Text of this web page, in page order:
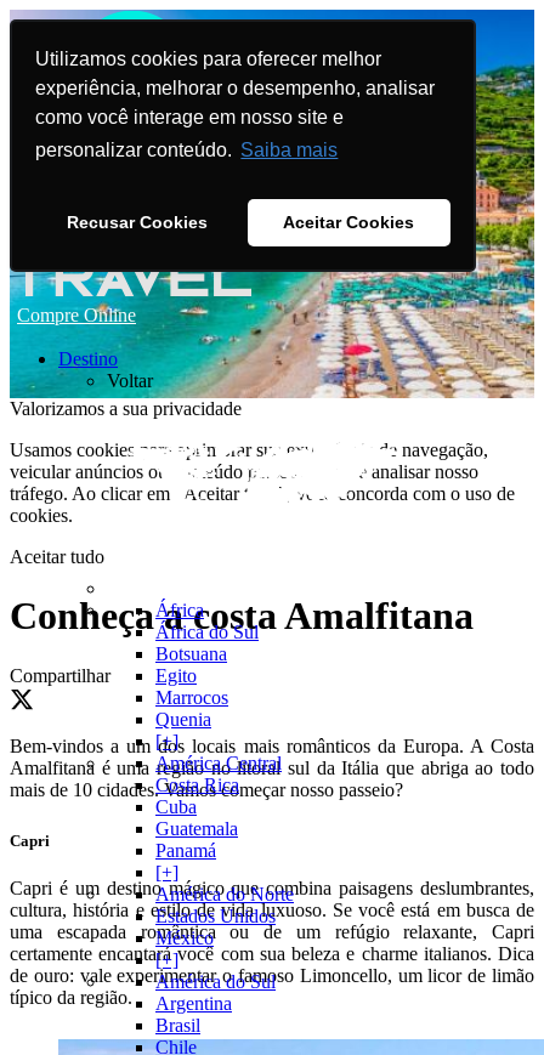
Utilizamos cookies para oferecer melhor
experiência, melhorar o desempenho, analisar
como você interage em nosso site e
personalizar conteúdo. Saiba mais
Recusar Cookies Aceitar Cookies
Compre Online
Destino
Voltar
África
África do Sul
Botsuana
Egito
Marrocos
Quenia
[+]
América Central
Costa Rica
Cuba
Guatemala
Panamá
[+]
América do Norte
Estados Unidos
México
[+]
América do Sul
Argentina
Brasil
Chile
Valorizamos a sua privacidade
Usamos cookies para aprimorar sua experiência de navegação,
veicular anúncios ou conteúdo personalizado e analisar nosso
tráfego. Ao clicar em "Aceitar tudo", você concorda com o uso de
cookies.
Aceitar tudo
Conheça a costa Amalfitana
Compartilhar
Bem-vindos a um dos locais mais românticos da Europa. A Costa
Amalfitana é uma região no litoral sul da Itália que abriga ao todo
mais de 10 cidades. Vamos começar nosso passeio?
Capri
Capri é um destino mágico que combina paisagens deslumbrantes,
cultura, história e estilo de vida luxuoso. Se você está em busca de
uma escapada romântica ou de um refúgio relaxante, Capri
certamente encantará você com sua beleza e charme italianos. Dica
de ouro: vale experimentar o famoso Limoncello, um licor de limão
típico da região.